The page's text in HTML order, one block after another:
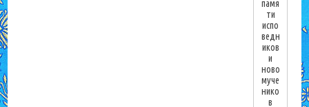
памя
ти
испо
ведн
иков
и
ново
муче
нико
в